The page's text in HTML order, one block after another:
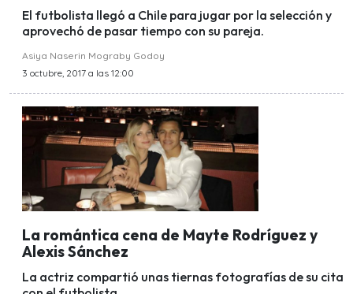
El futbolista llegó a Chile para jugar por la selección y
aprovechó de pasar tiempo con su pareja.
Asiya Naserin Mograby Godoy
3 octubre, 2017 a las 12:00
La romántica cena de Mayte Rodríguez y
Alexis Sánchez
La actriz compartió unas tiernas fotografías de su cita